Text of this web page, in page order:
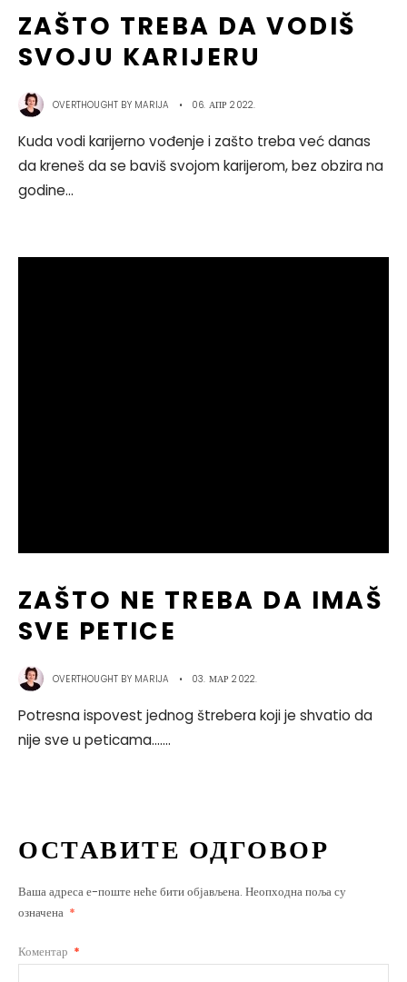
ZAŠTO TREBA DA VODIŠ
SVOJU KARIJERU
OVERTHOUGHT BY MARIJA • 06. АПР 2022.
Kuda vodi karijerno vođenje i zašto treba već danas
da kreneš da se baviš svojom karijerom, bez obzira na
godine...
ZAŠTO NE TREBA DA IMAŠ
SVE PETICE
OVERTHOUGHT BY MARIJA • 03. МАР 2022.
Potresna ispovest jednog štrebera koji je shvatio da
nije sve u peticama.......
ОСТАВИТЕ ОДГОВОР
Ваша адреса е-поште неће бити објављена. Неопходна поља су
означена *
Коментар *